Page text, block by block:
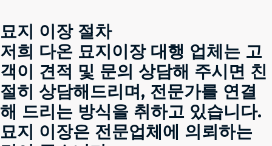
묘지 이장 절차
저희 다온 묘지이장 대행 업체는 고
객이 견적 및 문의 상담해 주시면 친
절히 상담해드리며, 전문가를 연결
해 드리는 방식을 취하고 있습니다.
묘지 이장은 전문업체에 의뢰하는